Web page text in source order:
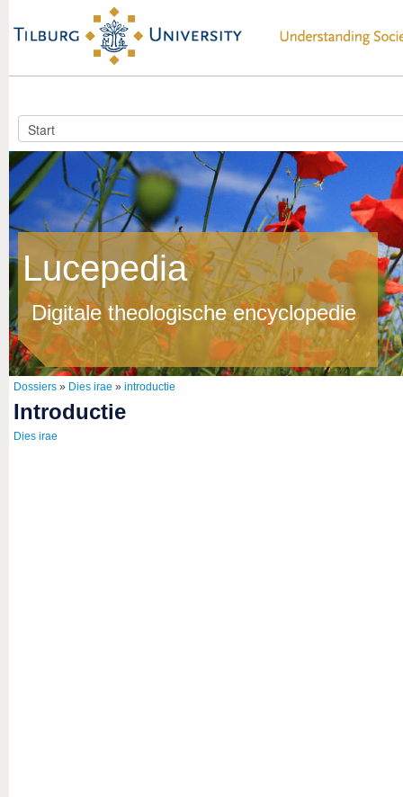
Lucepedia
Digitale theologische encyclopedie
Dossiers » Dies irae » introductie
introductie
Dies irae